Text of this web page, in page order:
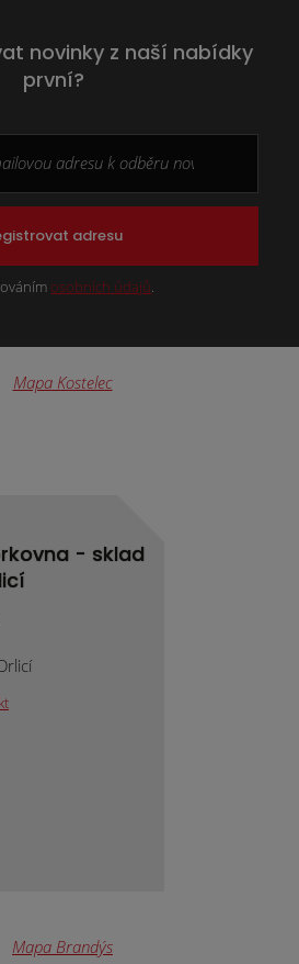
novinky z naší nabídky
první?
adresu
osobních údajů.
- sklad